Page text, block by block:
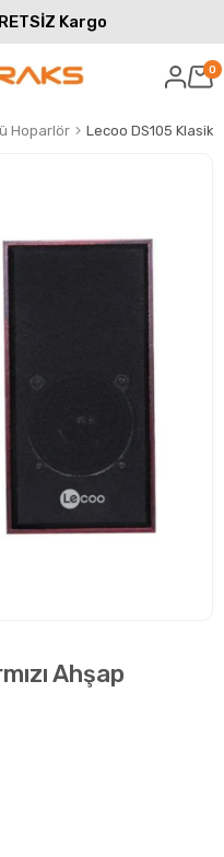
Kargo
0
Hoparlör Lecoo DS105 Klasik
Ahşap